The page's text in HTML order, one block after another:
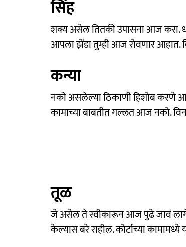
सिंह
शक्य असेल तितकी उपासना आज करा.
आपला झेंडा तुम्ही आज रोवणार आहात.
कन्या
नको असलेल्या ठिकाणी हिशोब करणे
कामाच्या बाबतीत गल्लत आज नको.
तूळ
जे असेल ते स्वीकारून आज पुढे जावं
केल्यास बरे राहील. कोर्टाच्या